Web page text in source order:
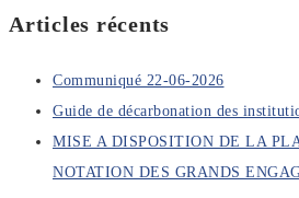
Articles récents
Communiqué 22-06-2026
Guide de décarbonation des
MISE A DISPOSITION DE LA
NOTATION DES GRANDS